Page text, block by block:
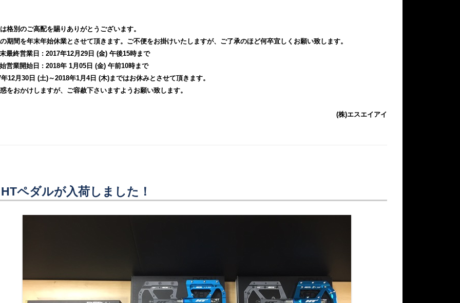
格別のご高配を賜りありがとうございます。
期間を年末年始休業とさせて頂きます。ご不便をお掛けいたしますが、ご了承のほど何卒宜しくお願い致します。
最終営業日 : 2017年12月29日 (金) 午後15時まで
営業開始日 : 2018年 1月05日 (金) 午前10時まで
12月30日 (土)～2018年1月4日 (木)まではお休みとさせて頂きます。
をおかけしますが、ご容赦下さいますようお願い致します。
(株)エスエイアイ
HTペダルが入荷しました！